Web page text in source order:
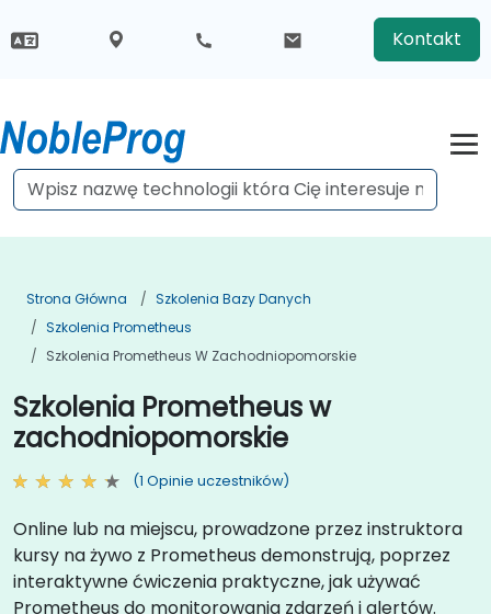
Kontakt
Strona Główna
Szkolenia Bazy Danych
Szkolenia Prometheus
Szkolenia Prometheus W Zachodniopomorskie
Szkolenia Prometheus w
zachodniopomorskie
(1 Opinie uczestników)
Online lub na miejscu, prowadzone przez instruktora
kursy na żywo z Prometheus demonstrują, poprzez
interaktywne ćwiczenia praktyczne, jak używać
Prometheus do monitorowania zdarzeń i alertów.